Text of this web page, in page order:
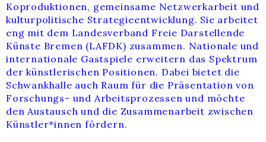
Koproduktionen, gemeinsame Netzwerkarbeit und
kulturpolitische Strategieentwicklung. Sie arbeitet
eng mit dem Landesverband Freie Darstellende
Künste Bremen (LAFDK) zusammen. Nationale und
internationale Gastspiele erweitern das Spektrum
der künstlerischen Positionen. Dabei bietet die
Schwankhalle auch Raum für die Präsentation von
Forschungs- und Arbeitsprozessen und möchte
den Austausch und die Zusammenarbeit zwischen
Künstler*innen fördern.